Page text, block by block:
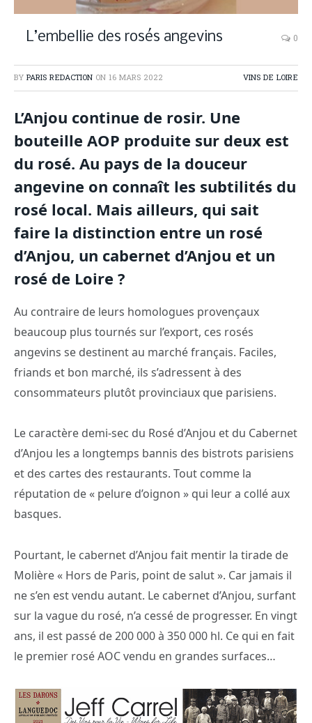
L’embellie des rosés angevins 0
BY PARIS REDACTION ON 16 MARS 2022 VINS DE LOIRE
L’Anjou continue de rosir. Une
bouteille AOP produite sur deux est
du rosé. Au pays de la douceur
angevine on connaît les subtilités du
rosé local. Mais ailleurs, qui sait
faire la distinction entre un rosé
d’Anjou, un cabernet d’Anjou et un
rosé de Loire ?
Au contraire de leurs homologues provençaux
beaucoup plus tournés sur l’export, ces rosés
angevins se destinent au marché français. Faciles,
friands et bon marché, ils s’adressent à des
consommateurs plutôt provinciaux que parisiens.
Le caractère demi-sec du Rosé d’Anjou et du Cabernet
d’Anjou les a longtemps bannis des bistrots parisiens
et des cartes des restaurants. Tout comme la
réputation de « pelure d’oignon » qui leur a collé aux
basques.
Pourtant, le cabernet d’Anjou fait mentir la tirade de
Molière « Hors de Paris, point de salut ». Car jamais il
ne s’en est vendu autant. Le cabernet d’Anjou, surfant
sur la vague du rosé, n’a cessé de progresser. En vingt
ans, il est passé de 200 000 à 350 000 hl. Ce qui en fait
le premier rosé AOC vendu en grandes surfaces…